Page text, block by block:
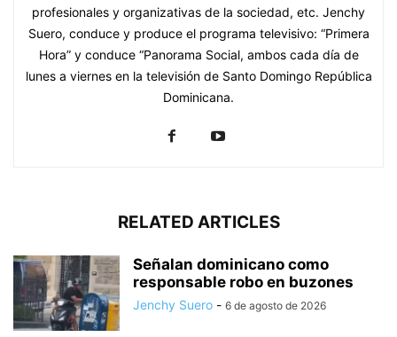
profesionales y organizativas de la sociedad, etc. Jenchy
Suero, conduce y produce el programa televisivo: “Primera
Hora” y conduce “Panorama Social, ambos cada día de
lunes a viernes en la televisión de Santo Domingo República
Dominicana.
RELATED ARTICLES
Señalan dominicano como
responsable robo en buzones
Jenchy Suero - 6 de agosto de 2026